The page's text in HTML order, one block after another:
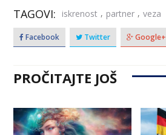
TAGOVI: iskrenost , partner , veza
Facebook Twitter Google+
PROČITAJTE JOŠ